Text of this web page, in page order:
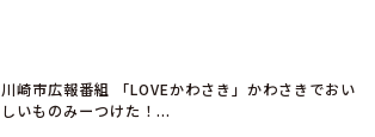
川崎市広報番組 「LOVEかわさき」かわさきでおい
しいものみーつけた！...